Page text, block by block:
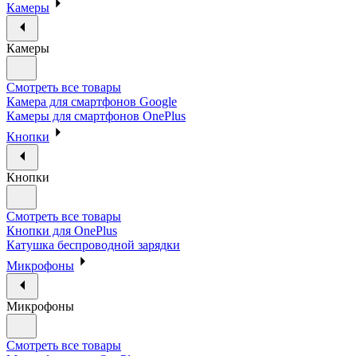
Камеры
Камеры
Смотреть все товары
Камера для смартфонов Google
Камеры для смартфонов OnePlus
Кнопки
Кнопки
Смотреть все товары
Кнопки для OnePlus
Катушка беспроводной зарядки
Микрофоны
Микрофоны
Смотреть все товары